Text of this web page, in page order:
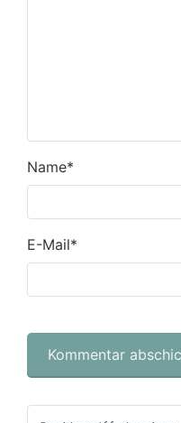
Name*
E-Mail*